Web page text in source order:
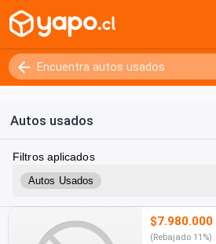
Autos usados
Filtros aplicados
Autos Usados
$7.980.000
(Rebajado 11%)